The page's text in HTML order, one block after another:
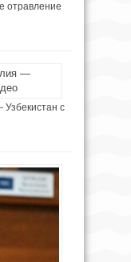
отравление
с